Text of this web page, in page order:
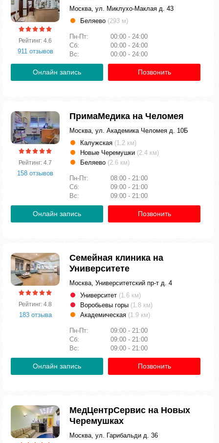
Рейтинг: 4.6
911 отзывов
Москва, ул. Миклухо-Маклая д. 43
Беляево (293 м)
Пн-Пт:
00:00 - 24:00
Сб:
00:00 - 24:00
Вс:
00:00 - 24:00
Онлайн запись Позвонить
Рейтинг: 4.7
158 отзывов
ПримаМедика на Челомея
Москва, ул. Академика Челомея д. 10Б
Калужская (1.2 км)
Новые Черемушки (2.4 км)
Беляево (2.6 км)
Пн-Пт:
08:00 - 21:00
Сб:
09:00 - 21:00
Вс:
09:00 - 21:00
Онлайн запись Позвонить
Рейтинг: 4.8
183 отзыва
Семейная клиника на
Университете
Москва, Университетский пр-т д. 4
Университет (1.6 км)
Воробьевы горы (1.8 км)
Академическая (1.9 км)
Пн-Пт:
09:00 - 21:00
Сб:
09:00 - 21:00
Вс:
09:00 - 21:00
Онлайн запись Позвонить
МедЦентрСервис на Новых
Черемушках
Москва, ул. Гарибальди д. 36